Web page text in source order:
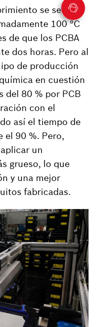
se secaba
100 °C
de que los PCBA
dos horas. Pero al
de producción
en cuestión
del 80 % por PCB
con el
así el tiempo de
el 90 %. Pero,
un
grueso, lo que
y una mejor
fabricadas.